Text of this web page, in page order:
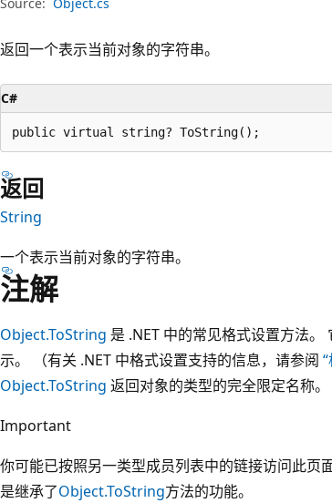
返回一个表示当前对象的字符串。
C#
public virtual string? ToString();
返回
String
一个表示当前对象的字符串。
注解
Object.ToString 是 .NET 中的常见格式设置方法
示。 （有关 .NET 中格式设置支持的信息，请参阅
Object.ToString 返回对象的类型的完全限定名称。
Important
你可能已按照另一类型成员列表中的链接访问此页
是继承了Object.ToString方法的功能。